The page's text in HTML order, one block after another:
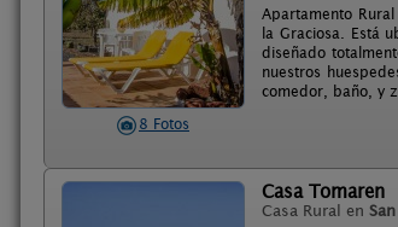
8 Fotos
Apartamento
la Graciosa. Está
diseñado
nuestros
comedor, baño, y
Casa Tomaren
Casa Rural en